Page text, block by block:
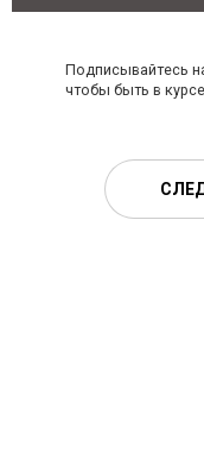
Подписывайтесь
чтобы быть в